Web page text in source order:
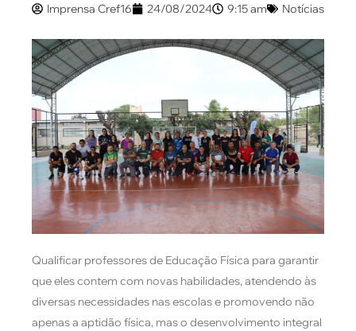
Imprensa Cref16 24/08/2024 9:15 am Notícias
Qualificar professores de Educação Física para garantir
que eles contem com novas habilidades, atendendo às
diversas necessidades nas escolas e promovendo não
apenas a aptidão física, mas o desenvolvimento integral